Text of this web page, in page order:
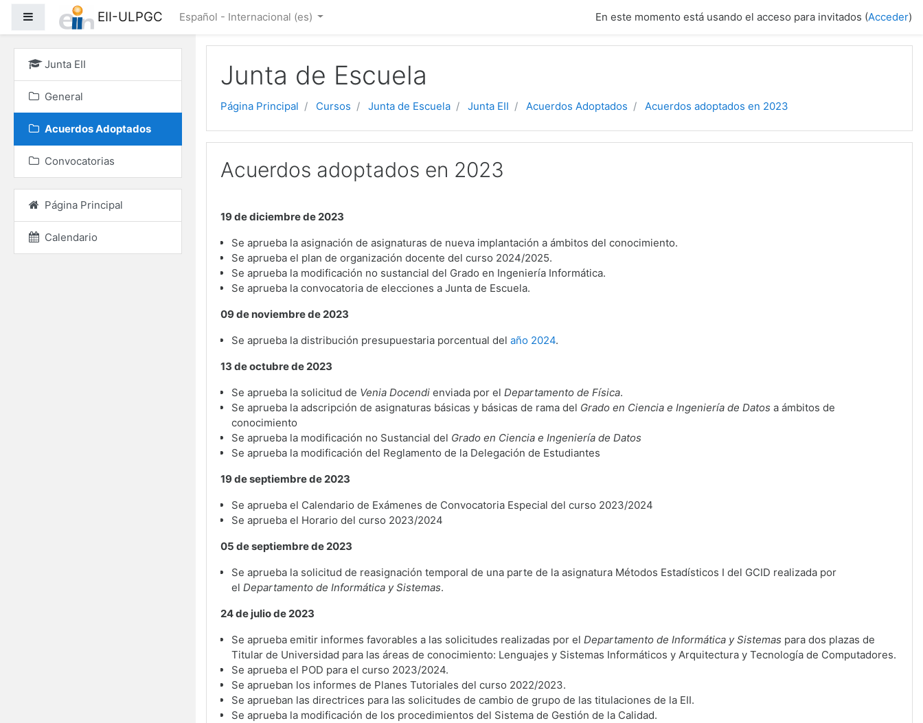
Panel lateral EII-ULPGC Español - Internacional ‎(es)‎ En este momento está usando el acceso para invitados (Acceder)
Junta de Escuela
Página Principal Cursos Junta de Escuela Junta EII Acuerdos Adoptados Acuerdos adoptados en 2023
Acuerdos adoptados en 2023
19 de diciembre de 2023
Se aprueba la asignación de asignaturas de nueva implantación a ámbitos del conocimiento.
Se aprueba el plan de organización docente del curso 2024/2025.
Se aprueba la modificación no sustancial del Grado en Ingeniería Informática.
Se aprueba la convocatoria de elecciones a Junta de Escuela.
09 de noviembre de 2023
Se aprueba la distribución presupuestaria porcentual del año 2024.
13 de octubre de 2023
Se aprueba la solicitud de Venia Docendi enviada por el Departamento de Física.
Se aprueba la adscripción de asignaturas básicas y básicas de rama del Grado en Ciencia e Ingeniería de Datos a ámbitos de
conocimiento
Se aprueba la modificación no Sustancial del Grado en Ciencia e Ingeniería de Datos
Se aprueba la modificación del Reglamento de la Delegación de Estudiantes
19 de septiembre de 2023
Se aprueba el Calendario de Exámenes de Convocatoria Especial del curso 2023/2024
Se aprueba el Horario del curso 2023/2024
05 de septiembre de 2023
Se aprueba la solicitud de reasignación temporal de una parte de la asignatura Métodos Estadísticos I del GCID realizada por
el Departamento de Informática y Sistemas.
24 de julio de 2023
Se aprueba emitir informes favorables a las solicitudes realizadas por el Departamento de Informática y Sistemas para dos plazas de
Titular de Universidad para las áreas de conocimiento: Lenguajes y Sistemas Informáticos y Arquitectura y Tecnología de Computadores.
Se aprueba el POD para el curso 2023/2024.
Se aprueban los informes de Planes Tutoriales del curso 2022/2023.
Se aprueban las directrices para las solicitudes de cambio de grupo de las titulaciones de la EII.
Se aprueba la modificación de los procedimientos del Sistema de Gestión de la Calidad.
Junta EII
General
Acuerdos Adoptados
Convocatorias
Página Principal
Calendario